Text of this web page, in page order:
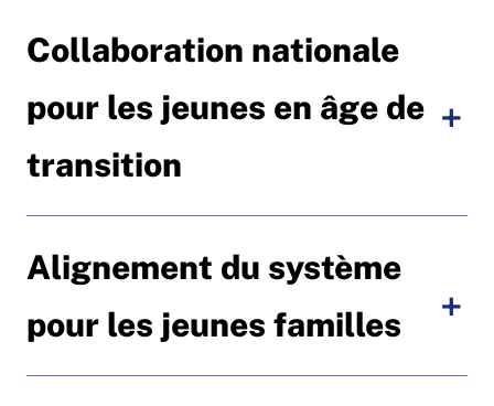
Collaboration nationale
pour les jeunes en âge de
transition
Alignement du système
pour les jeunes familles